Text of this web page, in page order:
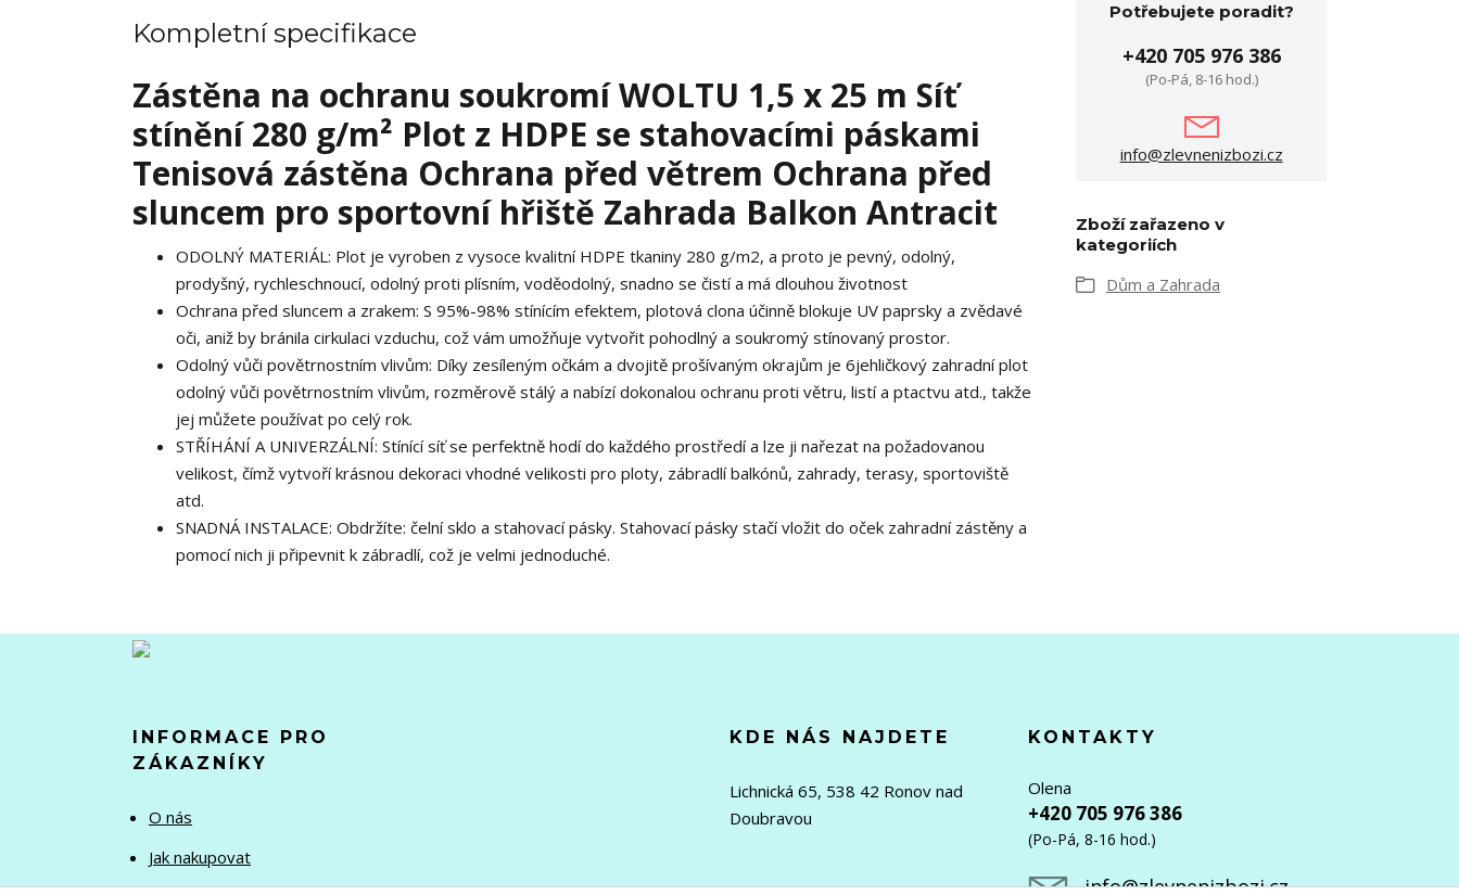
Kompletní specifikace
Zástěna na ochranu soukromí WOLTU 1,5 x 25 m Síť
stínění 280 g/m² Plot z HDPE se stahovacími páskami
Tenisová zástěna Ochrana před větrem Ochrana před
sluncem pro sportovní hřiště Zahrada Balkon Antracit
ODOLNÝ MATERIÁL: Plot je vyroben z vysoce kvalitní HDPE tkaniny 280 g/m2, a proto je pevný, odolný,
prodyšný, rychleschnoucí, odolný proti plísním, voděodolný, snadno se čistí a má dlouhou životnost
Ochrana před sluncem a zrakem: S 95%-98% stínícím efektem, plotová clona účinně blokuje UV paprsky a zvědavé
oči, aniž by bránila cirkulaci vzduchu, což vám umožňuje vytvořit pohodlný a soukromý stínovaný prostor.
Odolný vůči povětrnostním vlivům: Díky zesíleným očkám a dvojitě prošívaným okrajům je 6jehličkový zahradní plot
odolný vůči povětrnostním vlivům, rozměrově stálý a nabízí dokonalou ochranu proti větru, listí a ptactvu atd., takže
jej můžete používat po celý rok.
STŘÍHÁNÍ A UNIVERZÁLNÍ: Stínící síť se perfektně hodí do každého prostředí a lze ji nařezat na požadovanou
velikost, čímž vytvoří krásnou dekoraci vhodné velikosti pro ploty, zábradlí balkónů, zahrady, terasy, sportoviště
atd.
SNADNÁ INSTALACE: Obdržíte: čelní sklo a stahovací pásky. Stahovací pásky stačí vložit do oček zahradní zástěny a
pomocí nich ji připevnit k zábradlí, což je velmi jednoduché.
Potřebujete poradit?
+420 705 976 386
(Po-Pá, 8-16 hod.)
info@zlevnenizbozi.cz
Zboží zařazeno v
kategoriích
Dům a Zahrada
INFORMACE PRO
ZÁKAZNÍKY
O nás
Jak nakupovat
KDE NÁS NAJDETE
Lichnická 65, 538 42 Ronov nad
Doubravou
KONTAKTY
Olena
+420 705 976 386
(Po-Pá, 8-16 hod.)
info@zlevnenizbozi.cz